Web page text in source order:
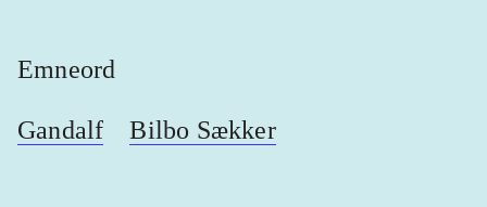
Emneord
Gandalf Bilbo Sækker